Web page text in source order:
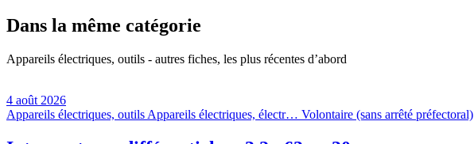
Dans la même catégorie
Appareils électriques, outils - autres fiches, les plus récentes d’abord
4 août 2026
Appareils électriques, outils Appareils électriques, électr… Volontaire (sans arrêté préfectoral)